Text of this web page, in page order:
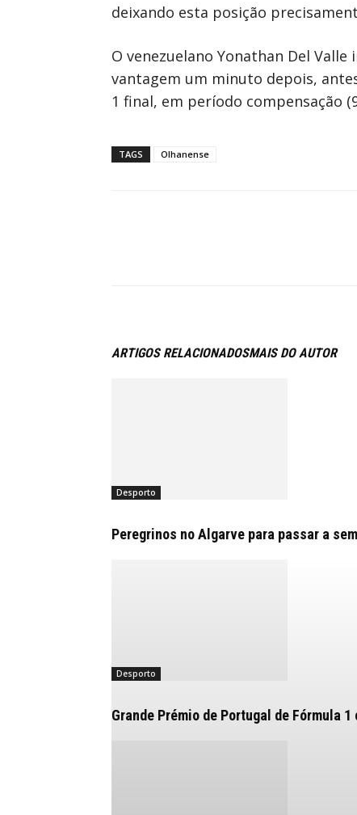
deixando esta posição
O venezuelano Yonathan Del
vantagem um minuto depois,
1 final, em período compensação
TAGS Olhanense
ARTIGOS RELACIONADOSMAIS DO AUTOR
Desporto
Peregrinos no Algarve para passar a
Desporto
Grande Prémio de Portugal de Fórmula